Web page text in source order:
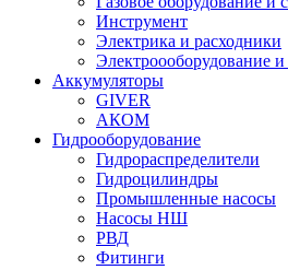
Инструмент
Электрика и расходники
Электроооборудование
Аккумуляторы
GIVER
АКОМ
Гидрооборудование
Гидрораспределители
Гидроцилиндры
Промышленные насосы
Насосы НШ
РВД
Фитинги